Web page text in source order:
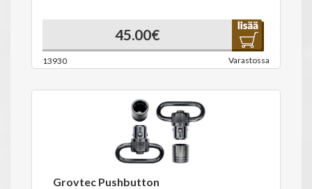
45.00€
13930 Varastossa
Grovtec Pushbutton